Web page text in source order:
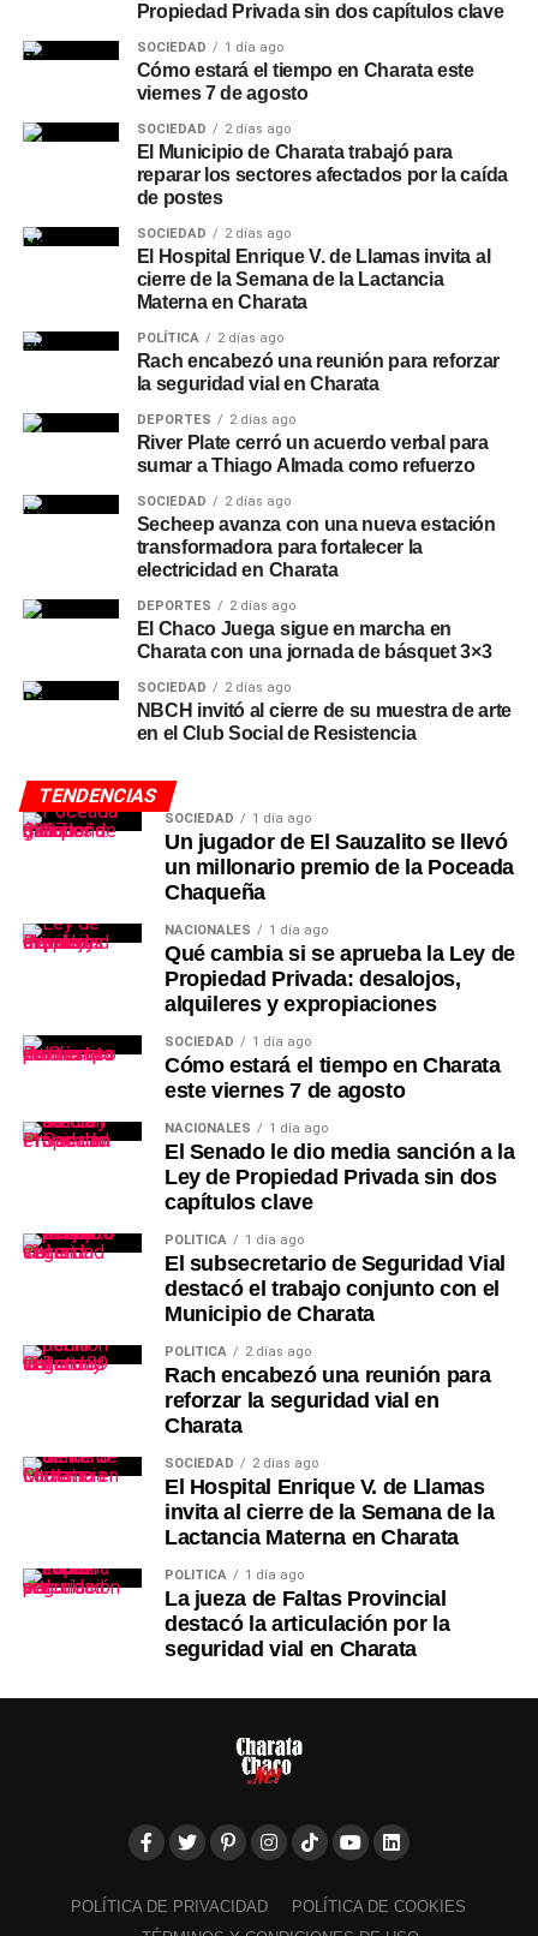
Propiedad Privada sin dos capítulos clave
SOCIEDAD 1 día ago
Cómo estará el tiempo en Charata este
viernes 7 de agosto
SOCIEDAD 2 días ago
El Municipio de Charata trabajó para
reparar los sectores afectados por la caída
de postes
SOCIEDAD 2 días ago
El Hospital Enrique V. de Llamas invita al
cierre de la Semana de la Lactancia
Materna en Charata
POLÍTICA 2 días ago
Rach encabezó una reunión para reforzar
la seguridad vial en Charata
DEPORTES 2 días ago
River Plate cerró un acuerdo verbal para
sumar a Thiago Almada como refuerzo
SOCIEDAD 2 días ago
Secheep avanza con una nueva estación
transformadora para fortalecer la
electricidad en Charata
DEPORTES 2 días ago
El Chaco Juega sigue en marcha en
Charata con una jornada de básquet 3×3
SOCIEDAD 2 días ago
NBCH invitó al cierre de su muestra de arte
en el Club Social de Resistencia
TENDENCIAS
SOCIEDAD 1 día ago
Un jugador de El Sauzalito se llevó
un millonario premio de la Poceada
Chaqueña
NACIONALES 1 día ago
Qué cambia si se aprueba la Ley de
Propiedad Privada: desalojos,
alquileres y expropiaciones
SOCIEDAD 1 día ago
Cómo estará el tiempo en Charata
este viernes 7 de agosto
NACIONALES 1 día ago
El Senado le dio media sanción a la
Ley de Propiedad Privada sin dos
capítulos clave
POLÍTICA 1 día ago
El subsecretario de Seguridad Vial
destacó el trabajo conjunto con el
Municipio de Charata
POLÍTICA 2 días ago
Rach encabezó una reunión para
reforzar la seguridad vial en
Charata
SOCIEDAD 2 días ago
El Hospital Enrique V. de Llamas
invita al cierre de la Semana de la
Lactancia Materna en Charata
POLÍTICA 1 día ago
La jueza de Faltas Provincial
destacó la articulación por la
seguridad vial en Charata
POLÍTICA DE PRIVACIDAD
POLÍTICA DE COOKIES